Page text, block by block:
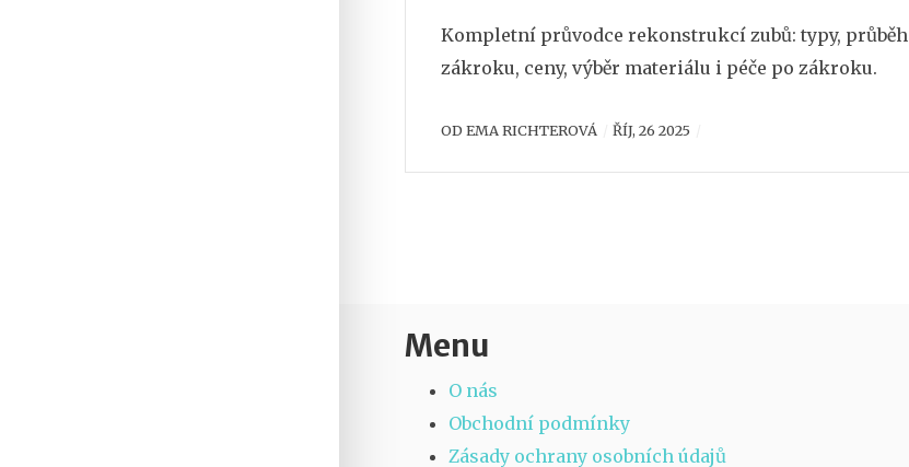
Kompletní průvodce rekonstrukcí zubů: typy, průběh
zákroku, ceny, výběr materiálu i péče po zákroku.
OD EMA RICHTEROVÁ ŘÍJ, 26 2025
Menu
O nás
Obchodní podmínky
Zásady ochrany osobních údajů